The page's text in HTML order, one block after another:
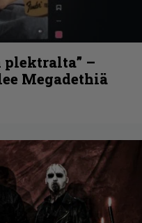
–
Megadethiä